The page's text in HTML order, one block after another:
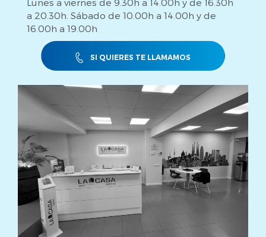
a 20.30h. Sábado de 10.00h a 14.00h y de
16.00h a 19.00h
SI QUIERES TE LLAMAMOS